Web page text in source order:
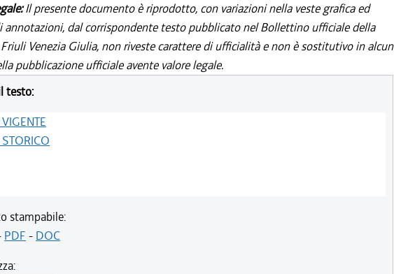
Il presente documento è riprodotto, con variazioni nella veste grafica ed
annotazioni, dal corrispondente testo pubblicato nel Bollettino ufficiale della
Venezia Giulia, non riveste carattere di ufficialità e non è sostitutivo in alcun
pubblicazione ufficiale avente valore legale.
testo:
stampabile:
PDF - DOC